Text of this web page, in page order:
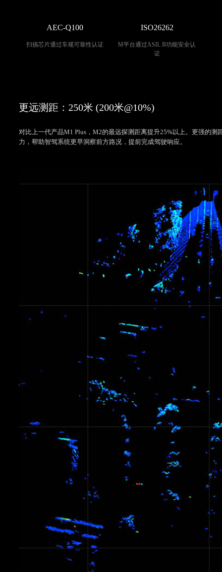
AEC-Q100
扫描芯片通过车规可靠性认证
ISO26262
M平台通过ASIL B功能安全认
证
更远测距：250米 (200米@10%)
对比上一代产品M1 Plus，M2的最远探测距离提升25%以上。更强的测
力，帮助智驾系统更早洞察前方路况，提前完成驾驶响应。